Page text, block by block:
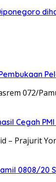
072/
Cegah
– Prajurit
0808/20